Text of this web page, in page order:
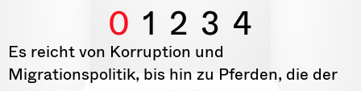
0 1 2 3 4
Es reicht von Korruption und
Migrationspolitik, bis hin zu Pferden, die der